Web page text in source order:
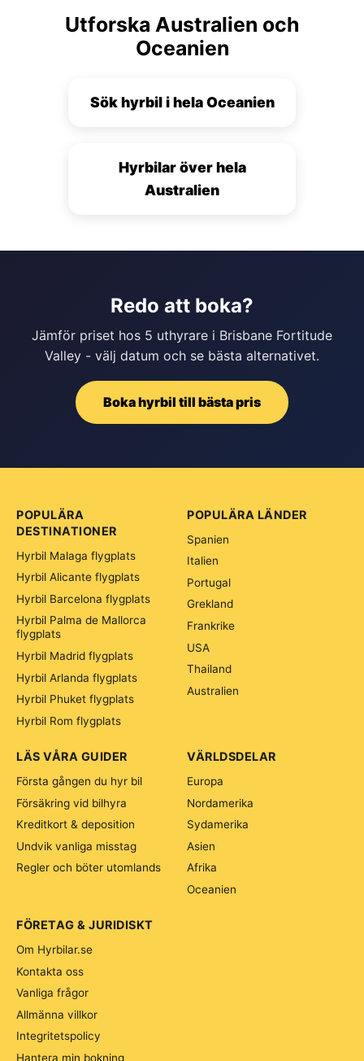
Utforska Australien och
Oceanien
Sök hyrbil i hela Oceanien
Hyrbilar över hela
Australien
Redo att boka?
Jämför priset hos 5 uthyrare i Brisbane Fortitude
Valley - välj datum och se bästa alternativet.
Boka hyrbil till bästa pris
POPULÄRA
DESTINATIONER
Hyrbil Malaga flygplats
Hyrbil Alicante flygplats
Hyrbil Barcelona flygplats
Hyrbil Palma de Mallorca
flygplats
Hyrbil Madrid flygplats
Hyrbil Arlanda flygplats
Hyrbil Phuket flygplats
Hyrbil Rom flygplats
POPULÄRA LÄNDER
Spanien
Italien
Portugal
Grekland
Frankrike
USA
Thailand
Australien
VÄRLDSDELAR
Europa
Nordamerika
Sydamerika
Asien
Afrika
Oceanien
LÄS VÅRA GUIDER
Första gången du hyr bil
Försäkring vid bilhyra
Kreditkort & deposition
Undvik vanliga misstag
Regler och böter utomlands
FÖRETAG & JURIDISKT
Om Hyrbilar.se
Kontakta oss
Vanliga frågor
Allmänna villkor
Integritetspolicy
Hantera min bokning